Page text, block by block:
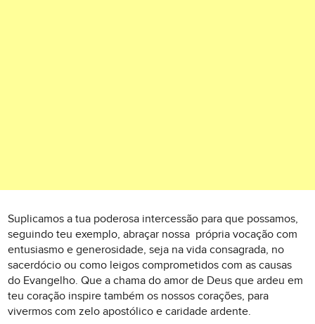
Suplicamos a tua poderosa intercessão para que possamos,
seguindo teu exemplo, abraçar nossa própria vocação com
entusiasmo e generosidade, seja na vida consagrada, no
sacerdócio ou como leigos comprometidos com as causas
do Evangelho. Que a chama do amor de Deus que ardeu em
teu coração inspire também os nossos corações, para
vivermos com zelo apostólico e caridade ardente.